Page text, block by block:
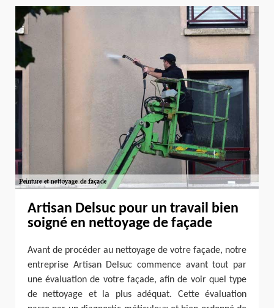
Artisan Delsuc pour un travail bien
soigné en nettoyage de façade
Avant de procéder au nettoyage de votre façade, notre
entreprise Artisan Delsuc commence avant tout par
une évaluation de votre façade, afin de voir quel type
de nettoyage et la plus adéquat. Cette évaluation